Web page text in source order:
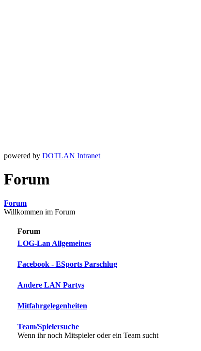
powered by DOTLAN Intranet
Forum
Forum
Willkommen im Forum
Forum
LOG-Lan Allgemeines
Facebook - ESports Parschlug
Andere LAN Partys
Mitfahrgelegenheiten
Team/Spielersuche
Wenn ihr noch Mitspieler oder ein Team sucht